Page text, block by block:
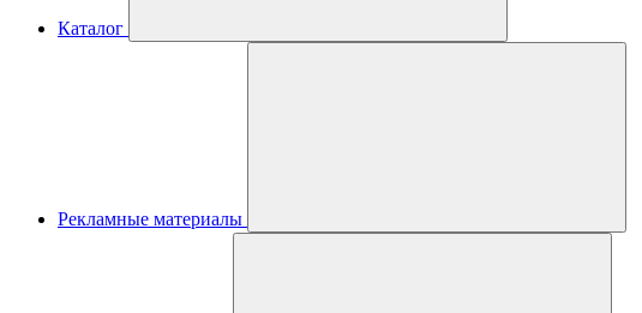
Каталог
Рекламные материалы